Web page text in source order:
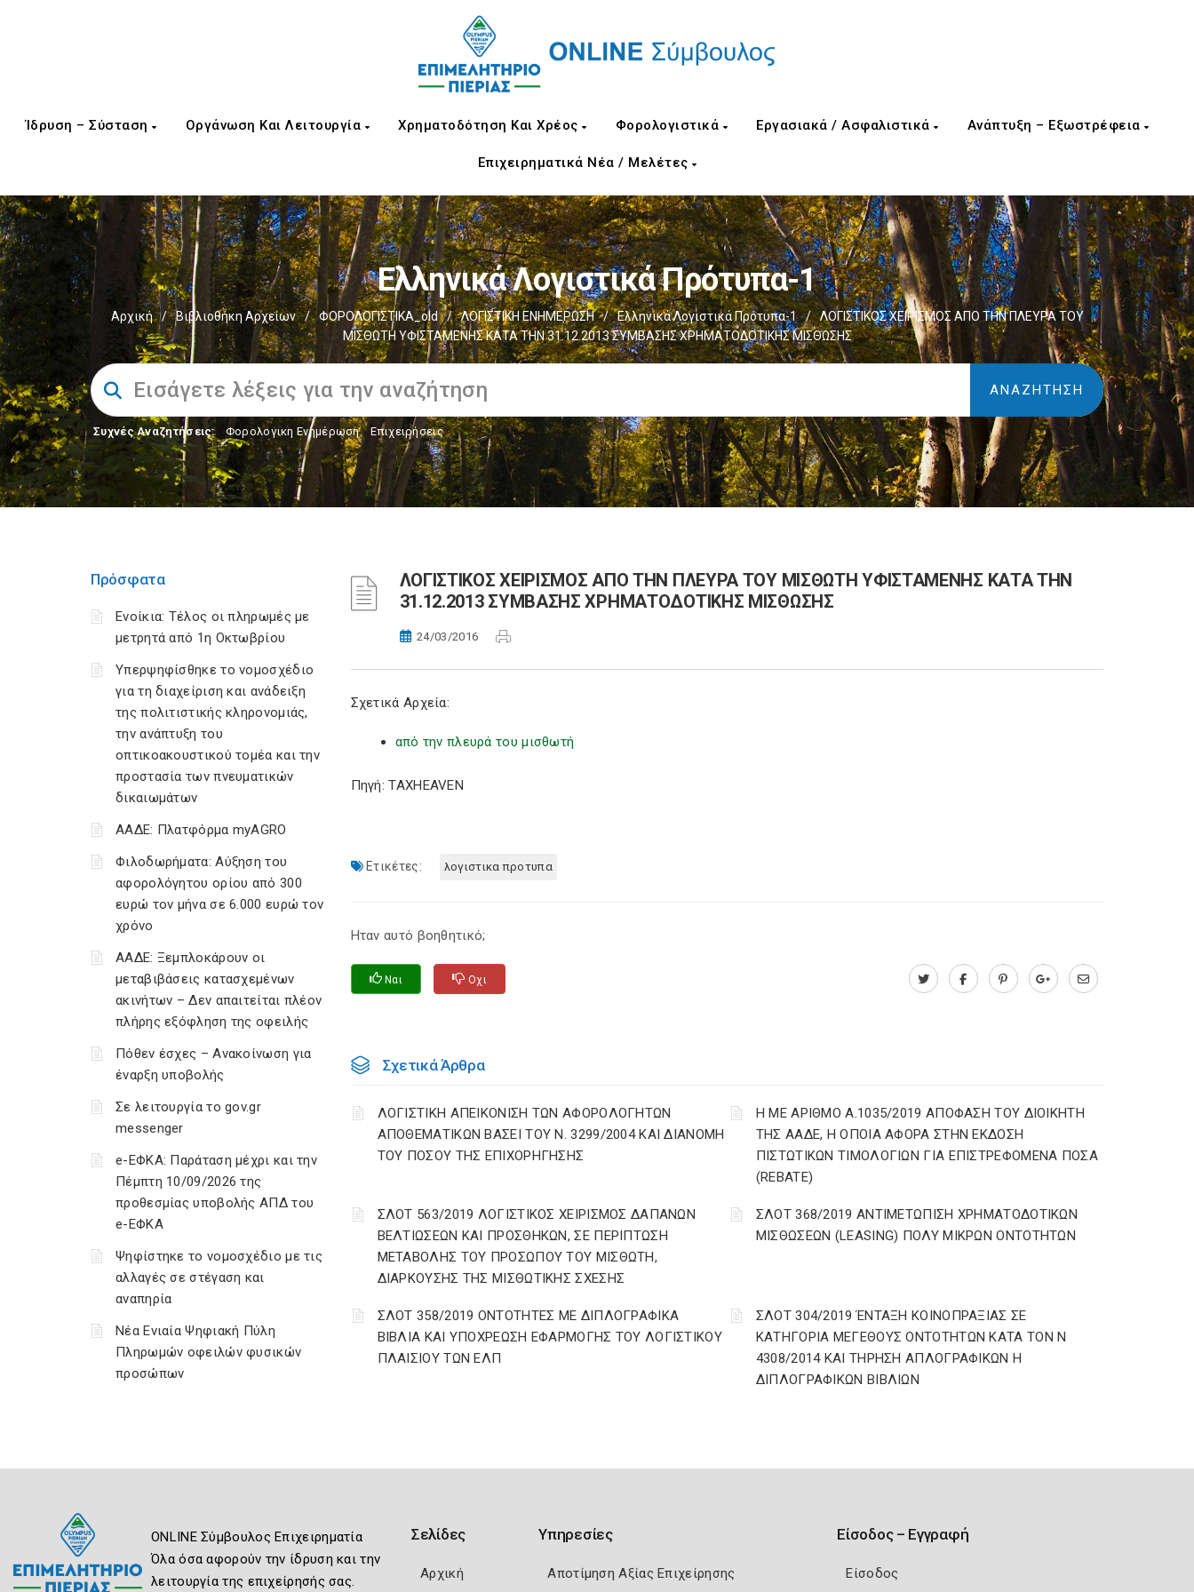
Ίδρυση – Σύσταση Οργάνωση Και Λειτουργία Χρηματοδότηση Και Χρέος Φορολογιστικά Εργασιακά / Ασφαλιστικά Ανάπτυξη – Εξωστρέφεια
Επιχειρηματικά Νέα / Μελέτες
Ελληνικά Λογιστικά Πρότυπα-1
Αρχική / Βιβλιοθήκη Αρχείων / ΦΟΡΟΛΟΓΙΣΤΙΚΑ_old / ΛΟΓΙΣΤΙΚΗ ΕΝΗΜΕΡΩΣΗ / Ελληνικά Λογιστικά Πρότυπα-1 /
ΛΟΓΙΣΤΙΚΟΣ ΧΕΙΡΙΣΜΟΣ ΑΠΟ ΤΗΝ ΠΛΕΥΡΑ ΤΟΥ
ΜΙΣΘΩΤΗ ΥΦΙΣΤΑΜΕΝΗΣ ΚΑΤΑ ΤΗΝ 31.12.2013 ΣΥΜΒΑΣΗΣ ΧΡΗΜΑΤΟΔΟΤΙΚΗΣ ΜΙΣΘΩΣΗΣ
Συχνές Αναζητήσεις: Φορολογικη Ενημέρωση, Επιχειρήσεις
Πρόσφατα
Ενοίκια: Τέλος οι πληρωμές με
μετρητά από 1η Οκτωβρίου
Υπερψηφίσθηκε το νομοσχέδιο
για τη διαχείριση και ανάδειξη
της πολιτιστικής κληρονομιάς,
την ανάπτυξη του
οπτικοακουστικού τομέα και την
προστασία των πνευματικών
δικαιωμάτων
ΑΑΔΕ: Πλατφόρμα myAGRO
Φιλοδωρήματα: Αύξηση του
αφορολόγητου ορίου από 300
ευρώ τον μήνα σε 6.000 ευρώ τον
χρόνο
ΑΑΔΕ: Ξεμπλοκάρουν οι
μεταβιβάσεις κατασχεμένων
ακινήτων – Δεν απαιτείται πλέον
πλήρης εξόφληση της οφειλής
Πόθεν έσχες – Ανακοίνωση για
έναρξη υποβολής
Σε λειτουργία το gov.gr
messenger
e-ΕΦΚΑ: Παράταση μέχρι και την
Πέμπτη 10/09/2026 της
προθεσμίας υποβολής ΑΠΔ του
e-ΕΦΚΑ
Ψηφίστηκε το νομοσχέδιο με τις
αλλαγές σε στέγαση και
αναπηρία
Νέα Ενιαία Ψηφιακή Πύλη
Πληρωμών οφειλών φυσικών
προσώπων
ΛΟΓΙΣΤΙΚΟΣ ΧΕΙΡΙΣΜΟΣ ΑΠΟ ΤΗΝ ΠΛΕΥΡΑ ΤΟΥ ΜΙΣΘΩΤΗ ΥΦΙΣΤΑΜΕΝΗΣ ΚΑΤΑ ΤΗΝ
31.12.2013 ΣΥΜΒΑΣΗΣ ΧΡΗΜΑΤΟΔΟΤΙΚΗΣ ΜΙΣΘΩΣΗΣ
24/03/2016
Σχετικά Αρχεία:
από την πλευρά του μισθωτή
Πηγή: TAXHEAVEN
Ετικέτες: λογιστικα προτυπα
Ηταν αυτό βοηθητικό;
Ναι Οχι
Σχετικά Άρθρα
ΛΟΓΙΣΤΙΚΗ ΑΠΕΙΚΟΝΙΣΗ ΤΩΝ ΑΦΟΡΟΛΟΓΗΤΩΝ
ΑΠΟΘΕΜΑΤΙΚΩΝ ΒΑΣΕΙ ΤΟΥ N. 3299/2004 ΚΑΙ ΔΙΑΝΟΜΗ
ΤΟΥ ΠΟΣΟΥ ΤΗΣ ΕΠΙΧΟΡΗΓΗΣΗΣ
Η ΜΕ ΑΡΙΘΜΟ Α.1035/2019 ΑΠΟΦΑΣΗ ΤΟΥ ΔΙΟΙΚΗΤΗ
ΤΗΣ ΑΑΔΕ, Η ΟΠΟΙΑ ΑΦΟΡΑ ΣΤΗΝ ΕΚΔΟΣΗ
ΠΙΣΤΩΤΙΚΩΝ ΤΙΜΟΛΟΓΙΩΝ ΓΙΑ ΕΠΙΣΤΡΕΦΟΜΕΝΑ ΠΟΣΑ
(REBATE)
ΣΛΟΤ 563/2019 ΛΟΓΙΣΤΙΚΟΣ ΧΕΙΡΙΣΜΟΣ ΔΑΠΑΝΩΝ
ΒΕΛΤΙΩΣΕΩΝ ΚΑΙ ΠΡΟΣΘΗΚΩΝ, ΣΕ ΠΕΡΙΠΤΩΣΗ
ΜΕΤΑΒΟΛΗΣ ΤΟΥ ΠΡΟΣΩΠΟΥ ΤΟΥ ΜΙΣΘΩΤΗ,
ΔΙΑΡΚΟΥΣΗΣ ΤΗΣ ΜΙΣΘΩΤΙΚΗΣ ΣΧΕΣΗΣ
ΣΛΟΤ 368/2019 ΑΝΤΙΜΕΤΩΠΙΣΗ ΧΡΗΜΑΤΟΔΟΤΙΚΩΝ
ΜΙΣΘΩΣΕΩΝ (LEASING) ΠΟΛΥ ΜΙΚΡΩΝ ΟΝΤΟΤΗΤΩΝ
ΣΛΟΤ 358/2019 ΟΝΤΟΤΗΤΕΣ ΜΕ ΔΙΠΛΟΓΡΑΦΙΚΑ
ΒΙΒΛΙΑ ΚΑΙ ΥΠΟΧΡΕΩΣΗ ΕΦΑΡΜΟΓΗΣ ΤΟΥ ΛΟΓΙΣΤΙΚΟΥ
ΠΛΑΙΣΙΟΥ ΤΩΝ ΕΛΠ
ΣΛΟΤ 304/2019 ΈΝΤΑΞΗ ΚΟΙΝΟΠΡΑΞΙΑΣ ΣΕ
ΚΑΤΗΓΟΡΙΑ ΜΕΓΕΘΟΥΣ ΟΝΤΟΤΗΤΩΝ ΚΑΤΑ ΤΟΝ Ν
4308/2014 ΚΑΙ ΤΗΡΗΣΗ ΑΠΛΟΓΡΑΦΙΚΩΝ Η
ΔΙΠΛΟΓΡΑΦΙΚΩΝ ΒΙΒΛΙΩΝ
ONLINE Σύμβουλος Επιχειρηματία
Όλα όσα αφορούν την ίδρυση και την
λειτουργία της επιχείρησής σας.
Σελίδες
Αρχική
Υπηρεσίες
Αποτίμηση Αξίας Επιχείρησης
Είσοδος – Εγγραφή
Είσοδος